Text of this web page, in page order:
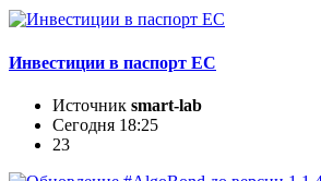
Инвестиции в паспорт ЕС
Источник smart-lab
Сегодня 18:25
23